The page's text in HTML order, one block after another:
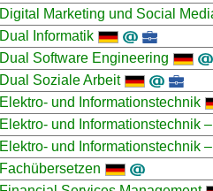
Digital Marketing und Social
Dual Informatik
Dual Software Engineering
Dual Soziale Arbeit
Elektro- und Informationstechnik
Elektro- und Informationstechnik
Elektro- und Informationstechnik
Fachübersetzen